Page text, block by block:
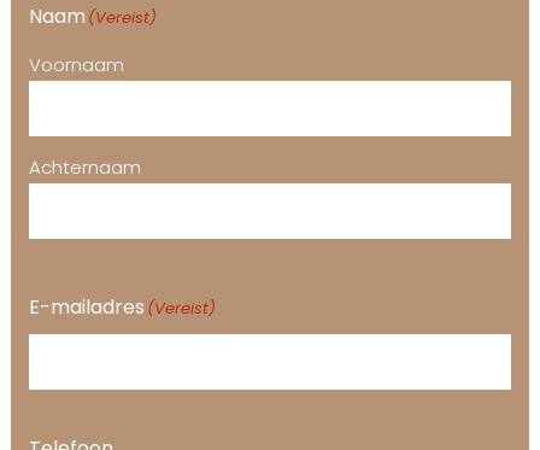
Naam (Vereist)
Voornaam
Achternaam
E-mailadres (Vereist)